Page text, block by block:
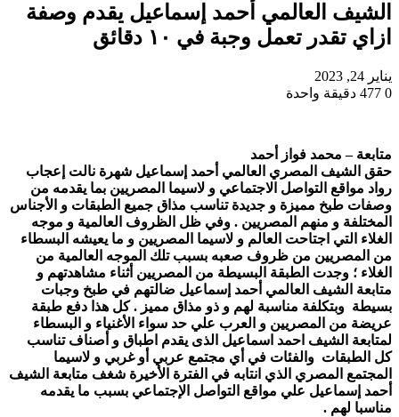
الشيف العالمي أحمد إسماعيل يقدم وصفة
ازاي تقدر تعمل وجبة في ١٠ دقائق
يناير 24, 2023
0
دقيقة واحدة
متابعة – محمد فواز أحمد
حقق الشيف المصري العالمي أحمد إسماعيل شهرة نالت إعجاب
رواد مواقع التواصل الاجتماعي و لاسيما المصريين بما يقدمه من
وصفات طبخ مميزة و جديدة تناسب مذاق جميع الطبقات و الأجناس
المختلفة و منهم المصريين . وفي ظل الظروف العالمية و موجه
الغلاء التي اجتاحت العالم و لاسيما المصريين و ما يعيشه البسطاء
من المصريين من ظروف صعبه بسبب تلك الموجه العالمية من
الغلاء ؛ وجدت الطبقة البسيطة من المصريين أثناء مشاهدتهم و
متابعة الشيف العالمي أحمد إسماعيل ضالتهم في طبخ وجبات
بسيطة وبتكلفة مناسبة لهم و ذو مذاق مميز . كل هذا دفع طبقة
عريضة من المصريين و العرب علي حد سواء الأغنياء و البسطاء
لمتابعة الشيف احمد اسماعيل الذى يقدم اطباق و أصناف تناسب
كل الطبقات والفئات في أي مجتمع عربي أو غربي و لاسيما
المجتمع المصري الذي انتابه في الفترة الأخيرة شغف متابعة الشيف
أحمد إسماعيل علي مواقع التواصل الإجتماعي بسبب ما يقدمه
مناسبا لهم .